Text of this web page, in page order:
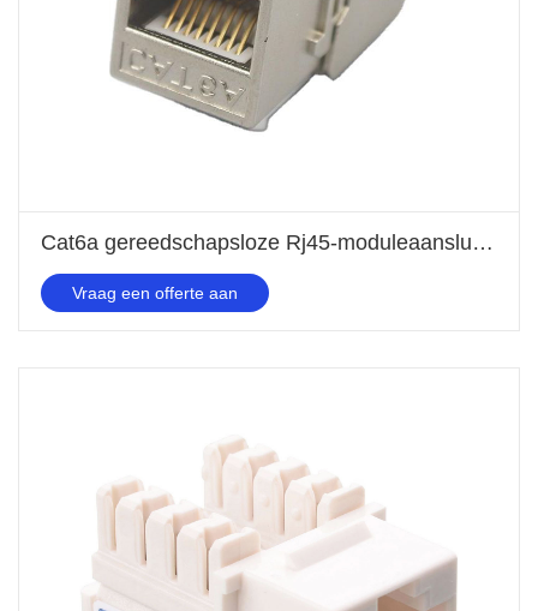
Cat6a gereedschapsloze Rj45-moduleaansluiting
Vraag een offerte aan